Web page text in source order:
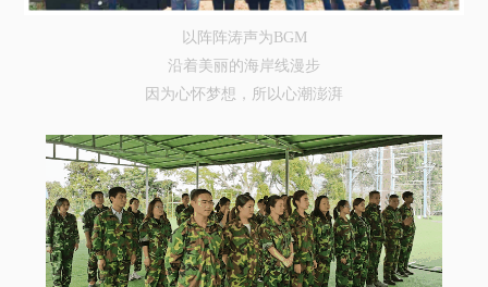
以阵阵涛声为BGM
沿着美丽的海岸线漫步
因为心怀梦想，所以心潮澎湃